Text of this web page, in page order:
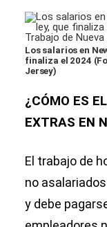
Los salarios en
finaliza el 2024
Jersey)
¿CÓMO ES
EXTRAS EN
El trabajo de
no
y debe